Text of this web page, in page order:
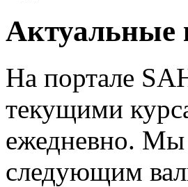
Актуальные
На портале
текущими
ежедневно. Мы
следующим